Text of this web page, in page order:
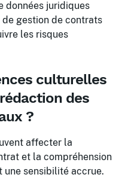
données juridiques
gestion de contrats
les risques
culturelles
des
?
affecter la
et la compréhension
une sensibilité accrue.